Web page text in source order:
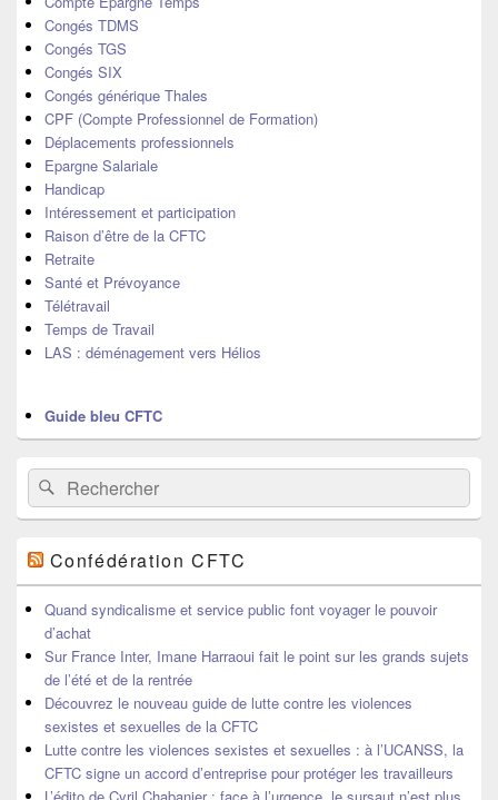
Congés TDMS
Congés TGS
Congés SIX
Congés générique Thales
CPF (Compte Professionnel de Formation)
Déplacements professionnels
Epargne Salariale
Handicap
Intéressement et participation
Raison d’être de la CFTC
Retraite
Santé et Prévoyance
Télétravail
Temps de Travail
LAS : déménagement vers Hélios
Guide bleu CFTC
Recherche :
Rechercher
Confédération CFTC
Quand syndicalisme et service public font voyager le pouvoir
d’achat
Sur France Inter, Imane Harraoui fait le point sur les grands sujets
de l’été et de la rentrée
Découvrez le nouveau guide de lutte contre les violences
sexistes et sexuelles de la CFTC
Lutte contre les violences sexistes et sexuelles : à l’UCANSS, la
CFTC signe un accord d’entreprise pour protéger les travailleurs